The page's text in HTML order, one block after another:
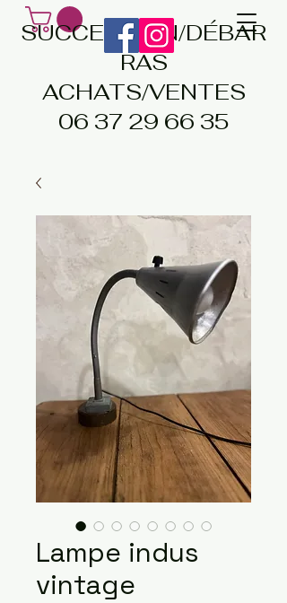
SUCCESSION/DÉBAR
RAS
ACHATS/VENTES
06 37 29 66 35
Lampe indus
vintage